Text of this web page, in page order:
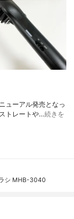
ーアル発売となっ
トレートや…続きを
シ MHB-3040